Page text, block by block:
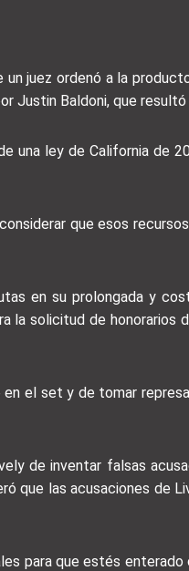
juez ordenó a la
Justin Baldoni, que
una ley de California de
que esos
en su prolongada y
la solicitud de honorarios
el set y de tomar
de inventar falsas
que las acusaciones de
para que estés